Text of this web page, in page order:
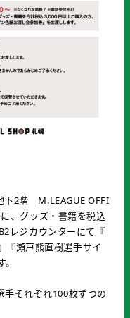
下2階 M.LEAGUE OFFI
、グッズ・書籍を税込
レジカウンターにて『
『瀬戸熊直樹選手サイ
それぞれ100枚ずつの